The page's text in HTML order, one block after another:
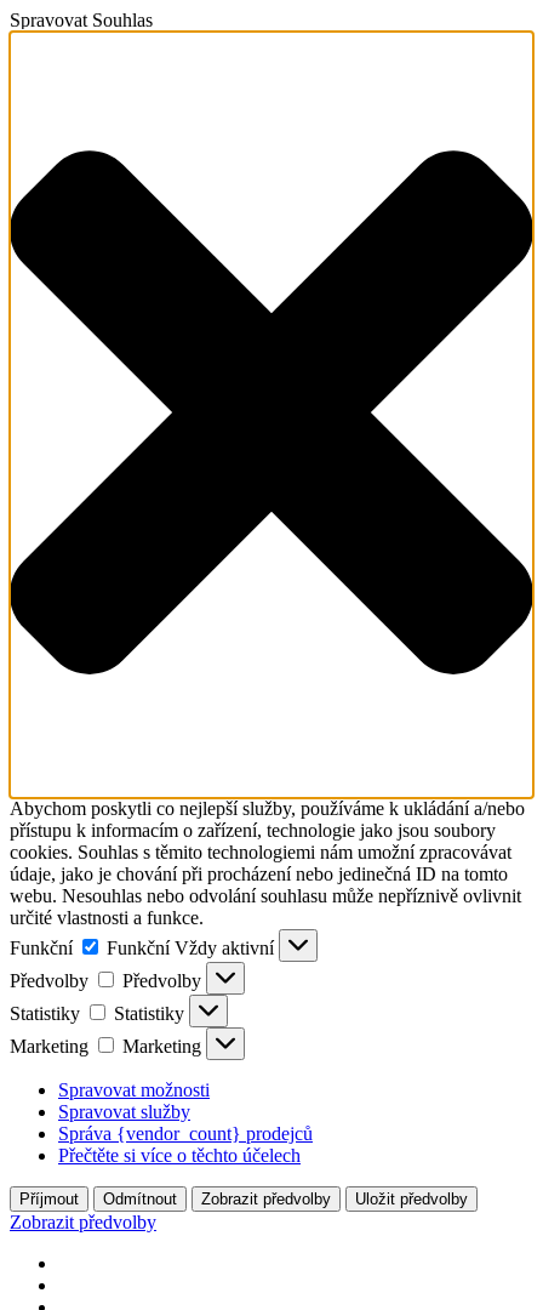
Spravovat Souhlas
Abychom poskytli co nejlepší služby, používáme k ukládání a/nebo
přístupu k informacím o zařízení, technologie jako jsou soubory
cookies. Souhlas s těmito technologiemi nám umožní zpracovávat
údaje, jako je chování při procházení nebo jedinečná ID na tomto
webu. Nesouhlas nebo odvolání souhlasu může nepříznivě ovlivnit
určité vlastnosti a funkce.
Funkční
Funkční Vždy aktivní
Předvolby
Předvolby
Statistiky
Statistiky
Marketing
Marketing
Spravovat možnosti
Spravovat služby
Správa {vendor_count} prodejců
Přečtěte si více o těchto účelech
Příjmout Odmítnout Zobrazit předvolby Uložit předvolby
Zobrazit předvolby